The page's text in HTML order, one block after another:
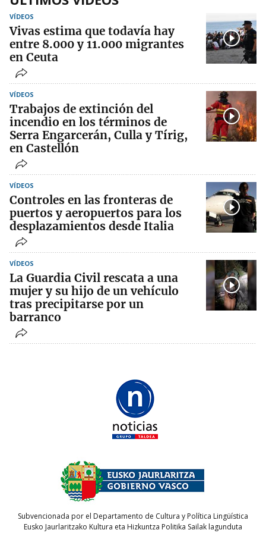
VÍDEOS
Vivas estima que todavía hay
entre 8.000 y 11.000 migrantes
en Ceuta
VÍDEOS
Trabajos de extinción del
incendio en los términos de
Serra Engarcerán, Culla y Tírig,
en Castellón
VÍDEOS
Controles en las fronteras de
puertos y aeropuertos para los
desplazamientos desde Italia
VÍDEOS
La Guardia Civil rescata a una
mujer y su hijo de un vehículo
tras precipitarse por un
barranco
Subvencionada por el Departamento de Cultura y Política Lingüística
Eusko Jaurlaritzako Kultura eta Hizkuntza Politika Sailak lagunduta